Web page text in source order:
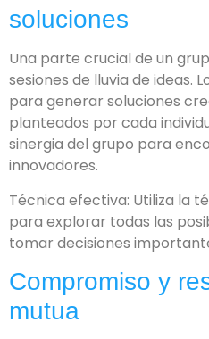
soluciones
Una parte crucial de un
sesiones de lluvia de ideas.
para generar soluciones
planteados por cada
sinergia del grupo para
innovadores.
Técnica efectiva: Utiliza la
para explorar todas las
tomar decisiones
Compromiso y
mutua